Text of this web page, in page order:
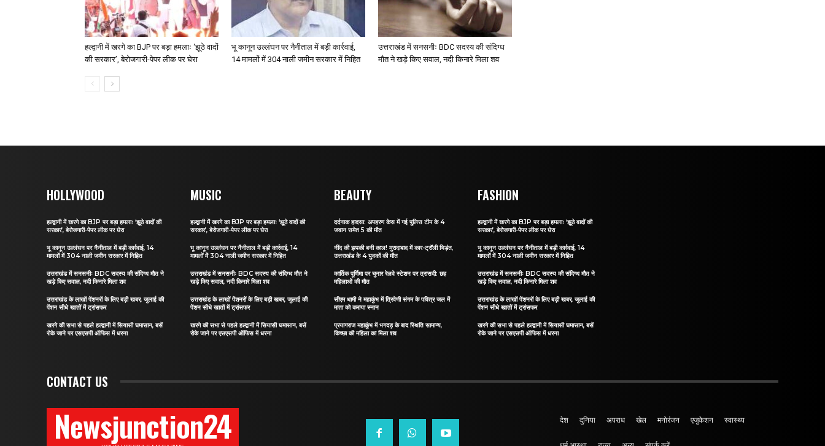
हल्द्वानी में खरगे का BJP पर बड़ा हमलाः ‘झूठे वादों
की सरकार’, बेरोजगारी-पेपर लीक पर घेरा
भू कानून उल्लंघन पर नैनीताल में बड़ी कार्रवाई,
14 मामलों में 304 नाली जमीन सरकार में निहित
उत्तराखंड में सनसनीः BDC सदस्य की संदिग्ध
मौत ने खड़े किए सवाल, नदी किनारे मिला शव
HOLLYWOOD
हल्द्वानी में खरगे का BJP पर बड़ा हमलाः ‘झूठे वादों की
सरकार’, बेरोजगारी-पेपर लीक पर घेरा
भू कानून उल्लंघन पर नैनीताल में बड़ी कार्रवाई, 14
मामलों में 304 नाली जमीन सरकार में निहित
उत्तराखंड में सनसनीः BDC सदस्य की संदिग्ध मौत ने
खड़े किए सवाल, नदी किनारे मिला शव
उत्तराखंड के लाखों पेंशनरों के लिए बड़ी खबर, जुलाई की
पेंशन सीधे खातों में ट्रांसफर
खरगे की सभा से पहले हल्द्वानी में सियासी घमासान, बसें
रोके जाने पर एसएसपी ऑफिस में धरना
MUSIC
हल्द्वानी में खरगे का BJP पर बड़ा हमलाः ‘झूठे वादों की
सरकार’, बेरोजगारी-पेपर लीक पर घेरा
भू कानून उल्लंघन पर नैनीताल में बड़ी कार्रवाई, 14
मामलों में 304 नाली जमीन सरकार में निहित
उत्तराखंड में सनसनीः BDC सदस्य की संदिग्ध मौत ने
खड़े किए सवाल, नदी किनारे मिला शव
उत्तराखंड के लाखों पेंशनरों के लिए बड़ी खबर, जुलाई की
पेंशन सीधे खातों में ट्रांसफर
खरगे की सभा से पहले हल्द्वानी में सियासी घमासान, बसें
रोके जाने पर एसएसपी ऑफिस में धरना
BEAUTY
दर्दनाक हादसा: अपहरण केस में गई पुलिस टीम के 4
जवान समेत 5 की मौत
नींद की झपकी बनी काल! मुरादाबाद में कार-ट्रॉली भिड़ंत,
उत्तराखंड के 4 युवकों की मौत
कार्तिक पूर्णिमा पर चुनार रेलवे स्टेशन पर त्रासदी: छह
महिलाओं की मौत
सीएम धामी ने महाकुंभ में त्रिवेणी संगम के पवित्र जल में
माता को कराया स्नान
प्रयागराज महाकुंभ में भगदड़ के बाद स्थिति सामान्य,
किच्छा की महिला का मिला शव
FASHION
हल्द्वानी में खरगे का BJP पर बड़ा हमलाः ‘झूठे वादों की
सरकार’, बेरोजगारी-पेपर लीक पर घेरा
भू कानून उल्लंघन पर नैनीताल में बड़ी कार्रवाई, 14
मामलों में 304 नाली जमीन सरकार में निहित
उत्तराखंड में सनसनीः BDC सदस्य की संदिग्ध मौत ने
खड़े किए सवाल, नदी किनारे मिला शव
उत्तराखंड के लाखों पेंशनरों के लिए बड़ी खबर, जुलाई की
पेंशन सीधे खातों में ट्रांसफर
खरगे की सभा से पहले हल्द्वानी में सियासी घमासान, बसें
रोके जाने पर एसएसपी ऑफिस में धरना
CONTACT US
Newsjunction24 देश दुनिया अपराध खेल मनोरंजन एजुकेशन स्वास्थ्य